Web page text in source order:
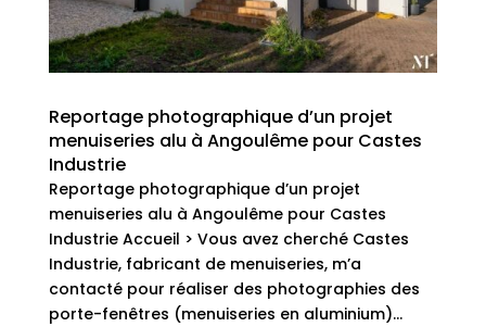
Reportage photographique d’un projet
menuiseries alu à Angoulême pour Castes
Industrie
Reportage photographique d’un projet
menuiseries alu à Angoulême pour Castes
Industrie Accueil > Vous avez cherché Castes
Industrie, fabricant de menuiseries, m’a
contacté pour réaliser des photographies des
porte-fenêtres (menuiseries en aluminium)...